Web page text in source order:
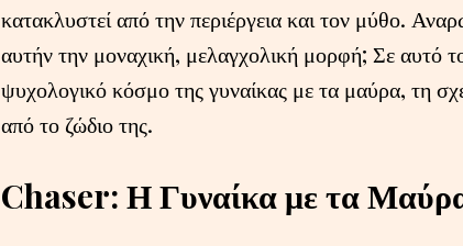
κατακλυστεί από την περιέργεια και τον μύθο.
αυτήν την μοναχική, μελαγχολική μορφή; Σε αυτό
ψυχολογικό κόσμο της γυναίκας με τα μαύρα, τη
από το ζώδιο της.
Chaser: Η Γυναίκα με τα